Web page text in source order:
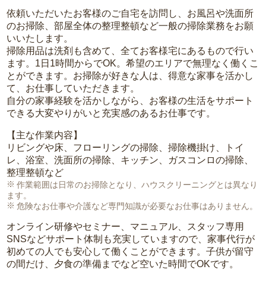
依頼いただいたお客様のご自宅を訪問し、お風呂や洗面所
のお掃除、部屋全体の整理整頓など一般の掃除業務をお願
いいたします。
掃除用品は洗剤も含めて、全てお客様宅にあるもので行い
ます。1日1時間からでOK。希望のエリアで無理なく働くこ
とができます。お掃除が好きな人は、得意な家事を活かし
て、お仕事していただきます。
自分の家事経験を活かしながら、お客様の生活をサポート
できる大変やりがいと充実感のあるお仕事です。
【主な作業内容】
リビングや床、フローリングの掃除、掃除機掛け、トイ
レ、浴室、洗面所の掃除、キッチン、ガスコンロの掃除、
整理整頓など
作業範囲は日常のお掃除となり、ハウスクリーニングとは異なり
ます。
危険なお仕事や介護など専門知識が必要なお仕事はありません。
オンライン研修やセミナー、マニュアル、スタッフ専用
SNSなどサポート体制も充実していますので、家事代行が
初めての人でも安心して働くことができます。子供が留守
の間だけ、夕食の準備までなど空いた時間でOKです。